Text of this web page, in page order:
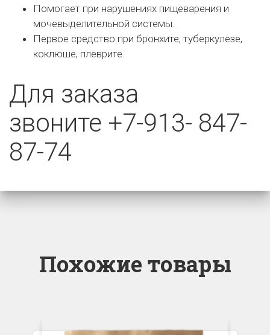
Помогает при нарушениях пищеварения и
мочевыделительной системы.
Первое средство при бронхите, туберкулезе,
коклюше, плеврите.
Для заказа
звоните +7-913- 847-
87-74
Похожие товары